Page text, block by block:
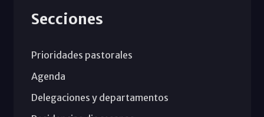
Secciones
Prioridades pastorales
Agenda
Delegaciones y departamentos